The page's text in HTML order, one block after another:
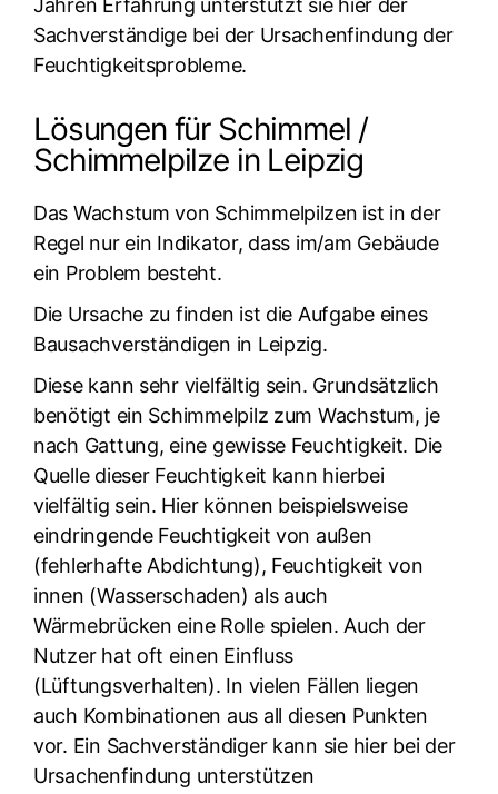
Sachverständige bei der Ursachenfindung der
Feuchtigkeitsprobleme.
Lösungen für Schimmel /
Schimmelpilze in Leipzig
Das Wachstum von Schimmelpilzen ist in der
Regel nur ein Indikator, dass im/am Gebäude
ein Problem besteht.
Die Ursache zu finden ist die Aufgabe eines
Bausachverständigen in Leipzig.
Diese kann sehr vielfältig sein. Grundsätzlich
benötigt ein Schimmelpilz zum Wachstum, je
nach Gattung, eine gewisse Feuchtigkeit. Die
Quelle dieser Feuchtigkeit kann hierbei
vielfältig sein. Hier können beispielsweise
eindringende Feuchtigkeit von außen
(fehlerhafte Abdichtung), Feuchtigkeit von
innen (Wasserschaden) als auch
Wärmebrücken eine Rolle spielen. Auch der
Nutzer hat oft einen Einfluss
(Lüftungsverhalten). In vielen Fällen liegen
auch Kombinationen aus all diesen Punkten
vor. Ein Sachverständiger kann sie hier bei der
Ursachenfindung unterstützen